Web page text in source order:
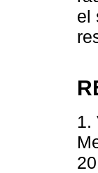
el
1.